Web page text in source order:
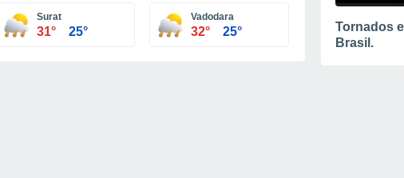
Surat
31° 25°
Vadodara
32° 25°
Tornados
Brasil.